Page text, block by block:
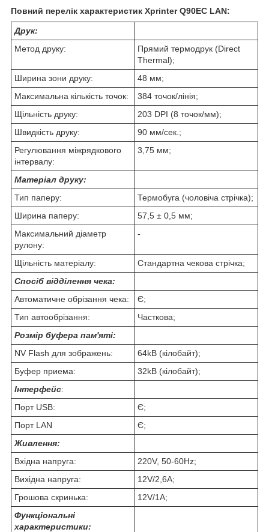
Повний перелік характеристик Xprinter Q90EC LAN:
Друк:
Метод друку:
Прямий термодрук (Direct
Thermal);
Ширина зони друку:
48 мм;
Максимальна кількість точок:
384 точок/лінія;
Щільність друку:
203 DPI (8 точок/мм);
Швидкість друку:
90 мм/сек.;
Регулювання міжрядкового
інтервалу:
3,75 мм;
Матеріал друку:
Тип паперу:
Термобуга (чоловіча стрічка);
Ширина паперу:
57,5 ± 0,5 мм;
Максимальний діаметр
рулону:
-
Щільність матеріалу:
Стандартна чекова стрічка;
Спосіб відділення чека:
Автоматичне обрізання чека:
Є;
Тип автообрізання:
Часткова;
Розмір буфера пам'яті:
NV Flash для зображень:
64kB (кілобайт);
Буфер приема:
32kB (кілобайт);
Інтерфейс:
Порт USB:
Є;
Порт LAN
Є;
Живлення:
Вхідна напруга:
220V, 50-60Hz;
Вихідна напруга:
12V/2,6A;
Грошова скринька:
12V/1A;
Функціональні
характеристики: